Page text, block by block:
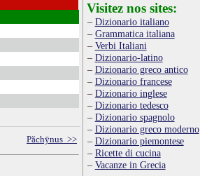
Păchȳnus >>
Visitez nos sites:
Dizionario italiano
Grammatica italiana
Verbi Italiani
Dizionario-latino
Dizionario greco antico
Dizionario francese
Dizionario inglese
Dizionario tedesco
Dizionario spagnolo
Dizionario greco moderno
Dizionario piemontese
Ricette di cucina
Vacanze in Grecia